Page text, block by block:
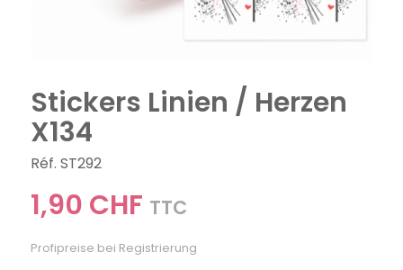
Stickers Linien / Herzen
X134
Réf. ST292
1,90 CHF TTC
Profipreise bei Registrierung